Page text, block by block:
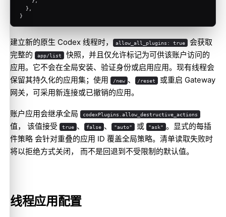
  },
}
建立新的原生 Codex 线程时， allow_all_plugins: true 会获取
完整的
app/list 快照，并且仅允许标记为可供该账户访问的
应用。它不会在全局安装、验证身份或启用应用。现有线程会
保留其持久化的应用集；使用
/new 、 /reset
或重启 Gateway
网关，可采用新连接或已撤销的应用。
账户应用会继承全局 codexPlugins.allow_destructive_actions
值， 该值接受 true 、 false 、 "auto" 或 "ask" 。显式的每插
件策略 会针对重叠的应用 ID 覆盖全局策略。清单读取失败时
将以拒绝方式关闭， 而不是回退到不受限制的默认值。
线程应用配置